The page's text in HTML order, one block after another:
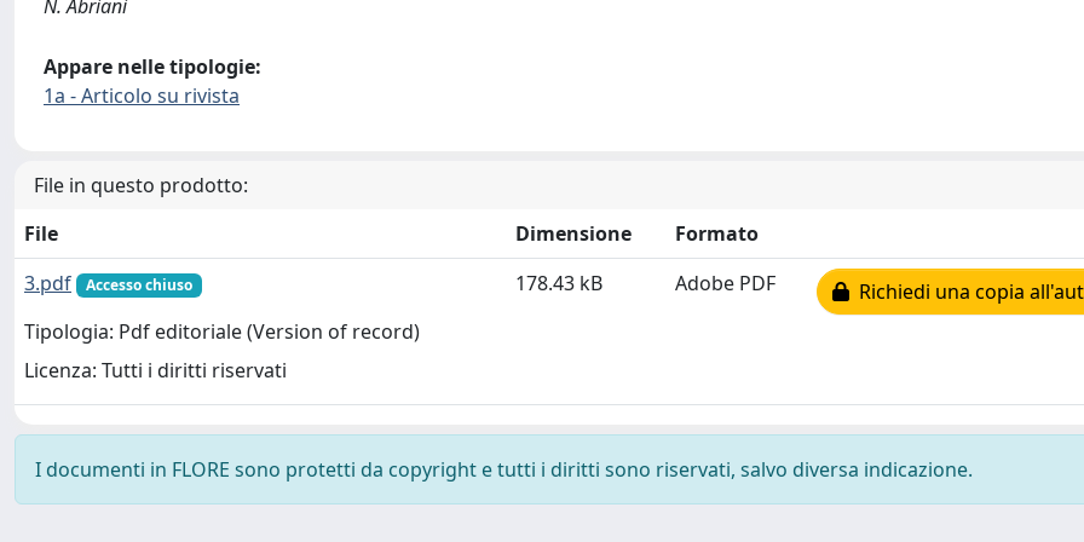
N. Abriani
Appare nelle tipologie:
1a - Articolo su rivista
File in questo prodotto:
File
Dimensione
Formato
3.pdf
Accesso chiuso
Tipologia: Pdf editoriale (Version of record)
Licenza: Tutti i diritti riservati
178.43 kB Adobe PDF Richiedi una copia
I documenti in FLORE sono protetti da copyright e tutti i diritti sono riservati, salvo diversa indicazione.